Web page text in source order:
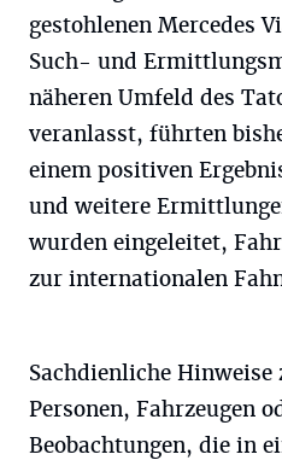
gestohlenen Mercedes
Such- und
näheren Umfeld des
veranlasst, führten
einem positiven
und weitere
wurden eingeleitet,
zur internationalen
Sachdienliche Hinweise
Personen, Fahrzeugen
Beobachtungen, die in